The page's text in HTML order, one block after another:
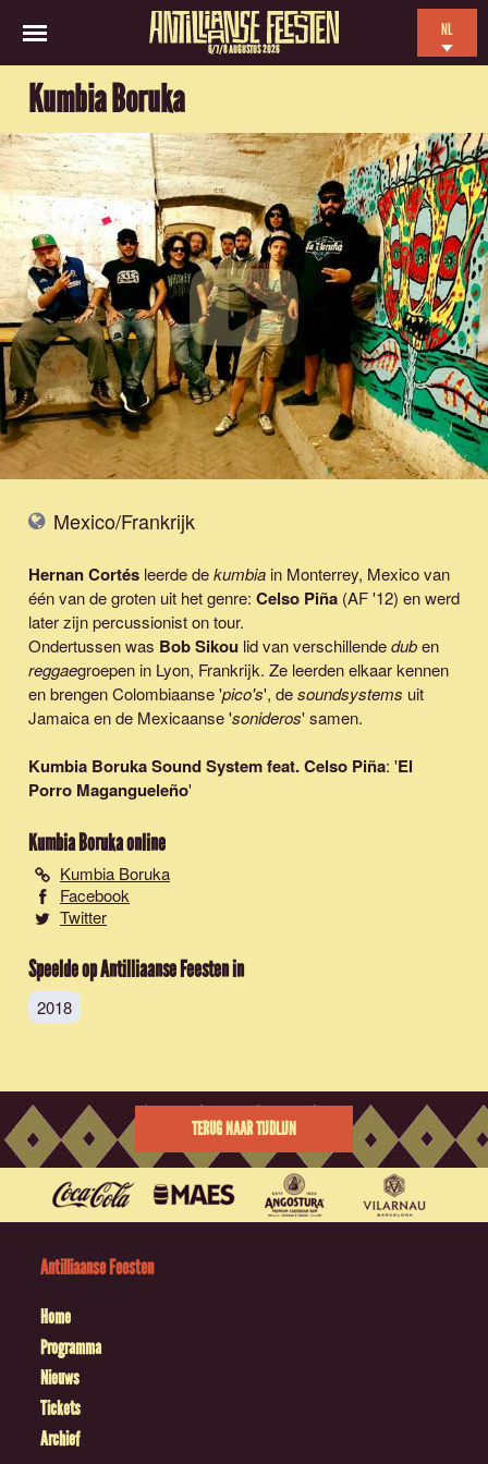
6/7/8 AUGUSTUS 2026
NL
FR
Kumbia Boruka
Mexico/Frankrijk
Hernan Cortés leerde dekumbia in Monterrey, Mexico van
één van de groten uit het genre: Celso Piña (AF '12) en werd
later zijn percussionist on tour.
Ondertussen was Bob Sikou lid van verschillendeduben
reggaegroepen in Lyon, Frankrijk. Ze leerden elkaar kennen
en brengen Colombiaanse 'pico's', desoundsystems uit
Jamaica en de Mexicaanse 'sonideros' samen.
Kumbia Boruka Sound System feat. Celso Piña: 'El
Porro Magangueleño'
Kumbia Borukaonline
Kumbia Boruka
Facebook
Twitter
Speelde op Antilliaanse Feesten in
2018
TERUG NAAR TIJDLIJN
Antilliaanse Feesten
Home
Programma
Nieuws
Tickets
Archief